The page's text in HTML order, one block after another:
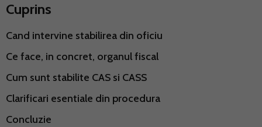
Cuprins
Cand intervine stabilirea din oficiu
Ce face, in concret, organul fiscal
Cum sunt stabilite CAS si CASS
Clarificari esentiale din procedura
Concluzie